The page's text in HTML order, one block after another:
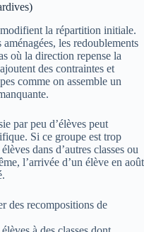
la répartition initiale.
les redoublements
où la direction repense la
des contraintes et
comme on assemble un
par peu d’élèves peut
Si ce groupe est trop
dans d’autres classes ou
l’arrivée d’un élève en août
des recompositions de